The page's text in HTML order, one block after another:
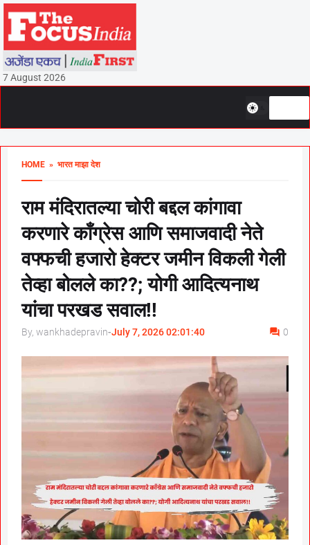
7 August 2026
HOME » भारत माझा देश
राम मंदिरातल्या चोरी बद्दल कांगावा
करणारे काँग्रेस आणि समाजवादी नेते
वफ्फची हजारो हेक्टर जमीन विकली गेली
तेव्हा बोलले का??; योगी आदित्यनाथ
यांचा परखड सवाल!!
By, wankhadepravin-July 7, 2026 02:01:40 0